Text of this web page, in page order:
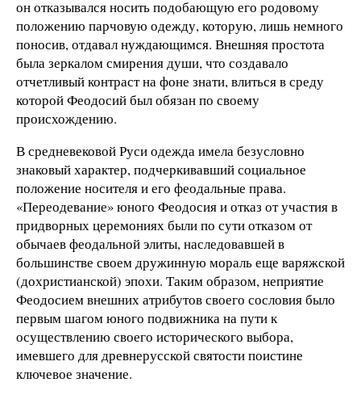
он отказывался носить подобающую его родовому
положению парчовую одежду, которую, лишь немного
поносив, отдавал нуждающимся. Внешняя простота
была зеркалом смирения души, что создавало
отчетливый контраст на фоне знати, влиться в среду
которой Феодосий был обязан по своему
происхождению.
В средневековой Руси одежда имела безусловно
знаковый характер, подчеркивавший социальное
положение носителя и его феодальные права.
«Переодевание» юного Феодосия и отказ от участия в
придворных церемониях были по сути отказом от
обычаев феодальной элиты, наследовавшей в
большинстве своем дружинную мораль еще варяжской
(дохристианской) эпохи. Таким образом, неприятие
Феодосием внешних атрибутов своего сословия было
первым шагом юного подвижника на пути к
осуществлению своего исторического выбора,
имевшего для древнерусской святости поистине
ключевое значение.